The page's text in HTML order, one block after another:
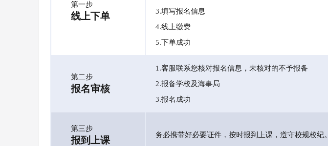
第一步
线上下单
3.填写报名信息
4.线上缴费
5.下单成功
第二步
报名审核
1.客服联系您核对报名信息，未核对的不予报备
2.报备学校及海事局
3.报名成功
第三步
报到上课 务必携带好必要证件，按时报到上课，遵守校规校纪。